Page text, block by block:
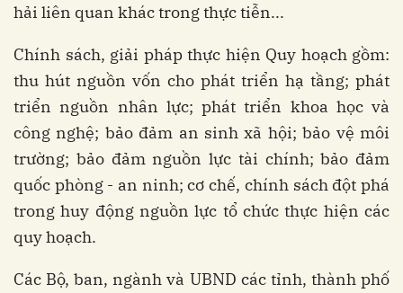
hải liên quan khác trong thực tiễn...
Chính sách, giải pháp thực hiện Quy hoạch gồm:
thu hút nguồn vốn cho phát triển hạ tầng; phát
triển nguồn nhân lực; phát triển khoa học và
công nghệ; bảo đảm an sinh xã hội; bảo vệ môi
trường; bảo đảm nguồn lực tài chính; bảo đảm
quốc phòng - an ninh; cơ chế, chính sách đột phá
trong huy động nguồn lực tổ chức thực hiện các
quy hoạch.
Các Bộ, ban, ngành và UBND các tỉnh, thành phố